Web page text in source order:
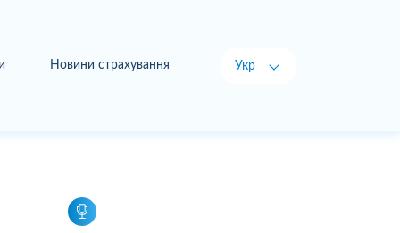
Новини страхування Укр